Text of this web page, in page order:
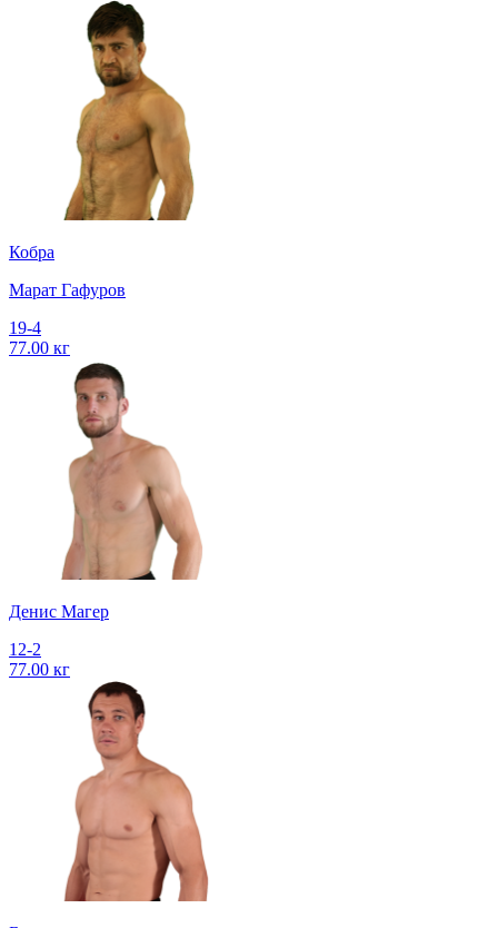
Кобра
Марат Гафуров
19-4
77.00 кг
Денис Магер
12-2
77.00 кг